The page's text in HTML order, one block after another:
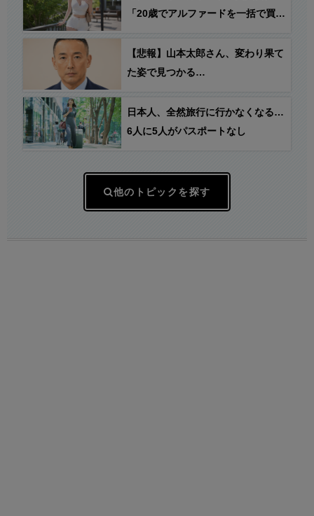
「20歳でアルファードを一括で買っ
いものが映り込んでしまう…
【悲報】山本太郎さん、変わり果て
た姿で見つかる…
日本人、全然旅行に行かなくなる…
6人に5人がパスポートなし
他のトピックを探す